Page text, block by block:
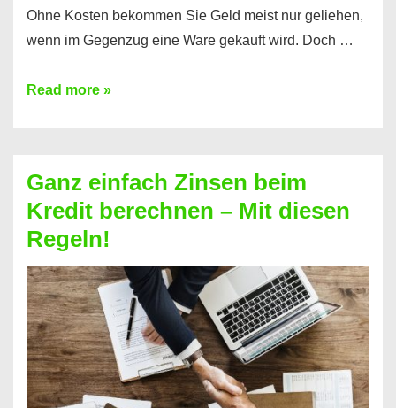
Ohne Kosten bekommen Sie Geld meist nur geliehen,
wenn im Gegenzug eine Ware gekauft wird. Doch …
Einen
bekommen?
So
ist
es
möglich!
Read more »
Ganz einfach Zinsen beim
Kredit berechnen – Mit diesen
Regeln!